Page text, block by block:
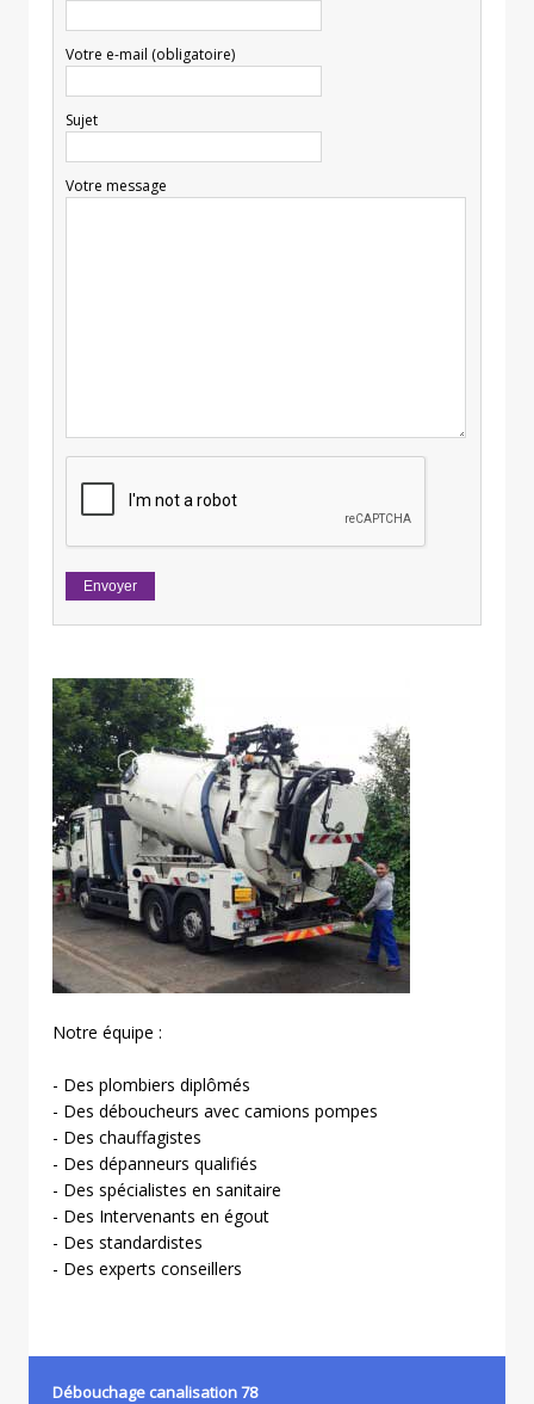
Votre e-mail (obligatoire)
Sujet
Votre message
Notre équipe :
- Des plombiers diplômés
- Des déboucheurs avec camions pompes
- Des chauffagistes
- Des dépanneurs qualifiés
- Des spécialistes en sanitaire
- Des Intervenants en égout
- Des standardistes
- Des experts conseillers
Débouchage canalisation 78